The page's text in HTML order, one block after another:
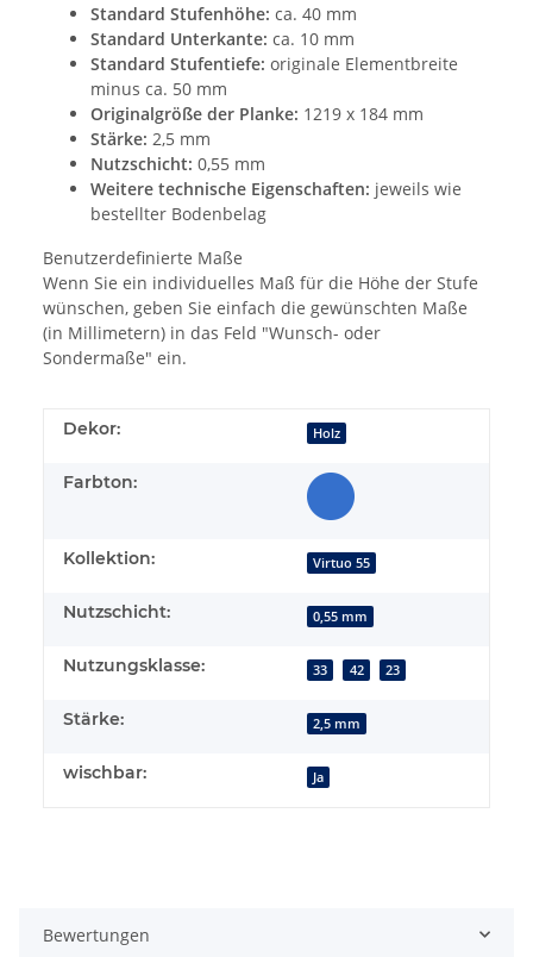
Standard Stufenhöhe: ca. 40 mm
Standard Unterkante: ca. 10 mm
Standard Stufentiefe: originale Elementbreite
minus ca. 50 mm
Originalgröße der Planke: 1219 x 184 mm
Stärke: 2,5 mm
Nutzschicht: 0,55 mm
Weitere technische Eigenschaften: jeweils wie
bestellter Bodenbelag
Benutzerdefinierte Maße
Wenn Sie ein individuelles Maß für die Höhe der Stufe
wünschen, geben Sie einfach die gewünschten Maße
(in Millimetern) in das Feld "Wunsch- oder
Sondermaße" ein.
Dekor: Holz
Farbton:
Kollektion: Virtuo 55
Nutzschicht: 0,55 mm
Nutzungsklasse: 33 42 23
Stärke: 2,5 mm
wischbar: Ja
Bewertungen